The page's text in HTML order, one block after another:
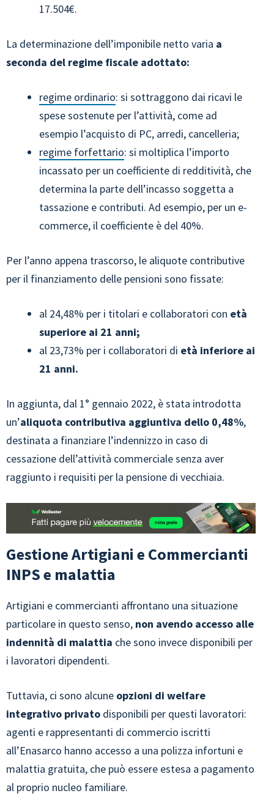
17.504€.
La determinazione dell’imponibile netto varia a
seconda del regime fiscale adottato:
regime ordinario: si sottraggono dai ricavi le
spese sostenute per l’attività, come ad
esempio l’acquisto di PC, arredi, cancelleria;
regime forfettario: si moltiplica l’importo
incassato per un coefficiente di redditività, che
determina la parte dell’incasso soggetta a
tassazione e contributi. Ad esempio, per un e-
commerce, il coefficiente è del 40%.
Per l’anno appena trascorso, le aliquote contributive
per il finanziamento delle pensioni sono fissate:
al 24,48% per i titolari e collaboratori con età
superiore ai 21 anni;
al 23,73% per i collaboratori di età inferiore ai
21 anni.
In aggiunta, dal 1° gennaio 2022, è stata introdotta
un’aliquota contributiva aggiuntiva dello 0,48%,
destinata a finanziare l’indennizzo in caso di
cessazione dell’attività commerciale senza aver
raggiunto i requisiti per la pensione di vecchiaia.
Gestione Artigiani e Commercianti
INPS e malattia
Artigiani e commercianti affrontano una situazione
particolare in questo senso, non avendo accesso alle
indennità di malattia che sono invece disponibili per
i lavoratori dipendenti.
Tuttavia, ci sono alcune opzioni di welfare
integrativo privato disponibili per questi lavoratori:
agenti e rappresentanti di commercio iscritti
all’Enasarco hanno accesso a una polizza infortuni e
malattia gratuita, che può essere estesa a pagamento
al proprio nucleo familiare.